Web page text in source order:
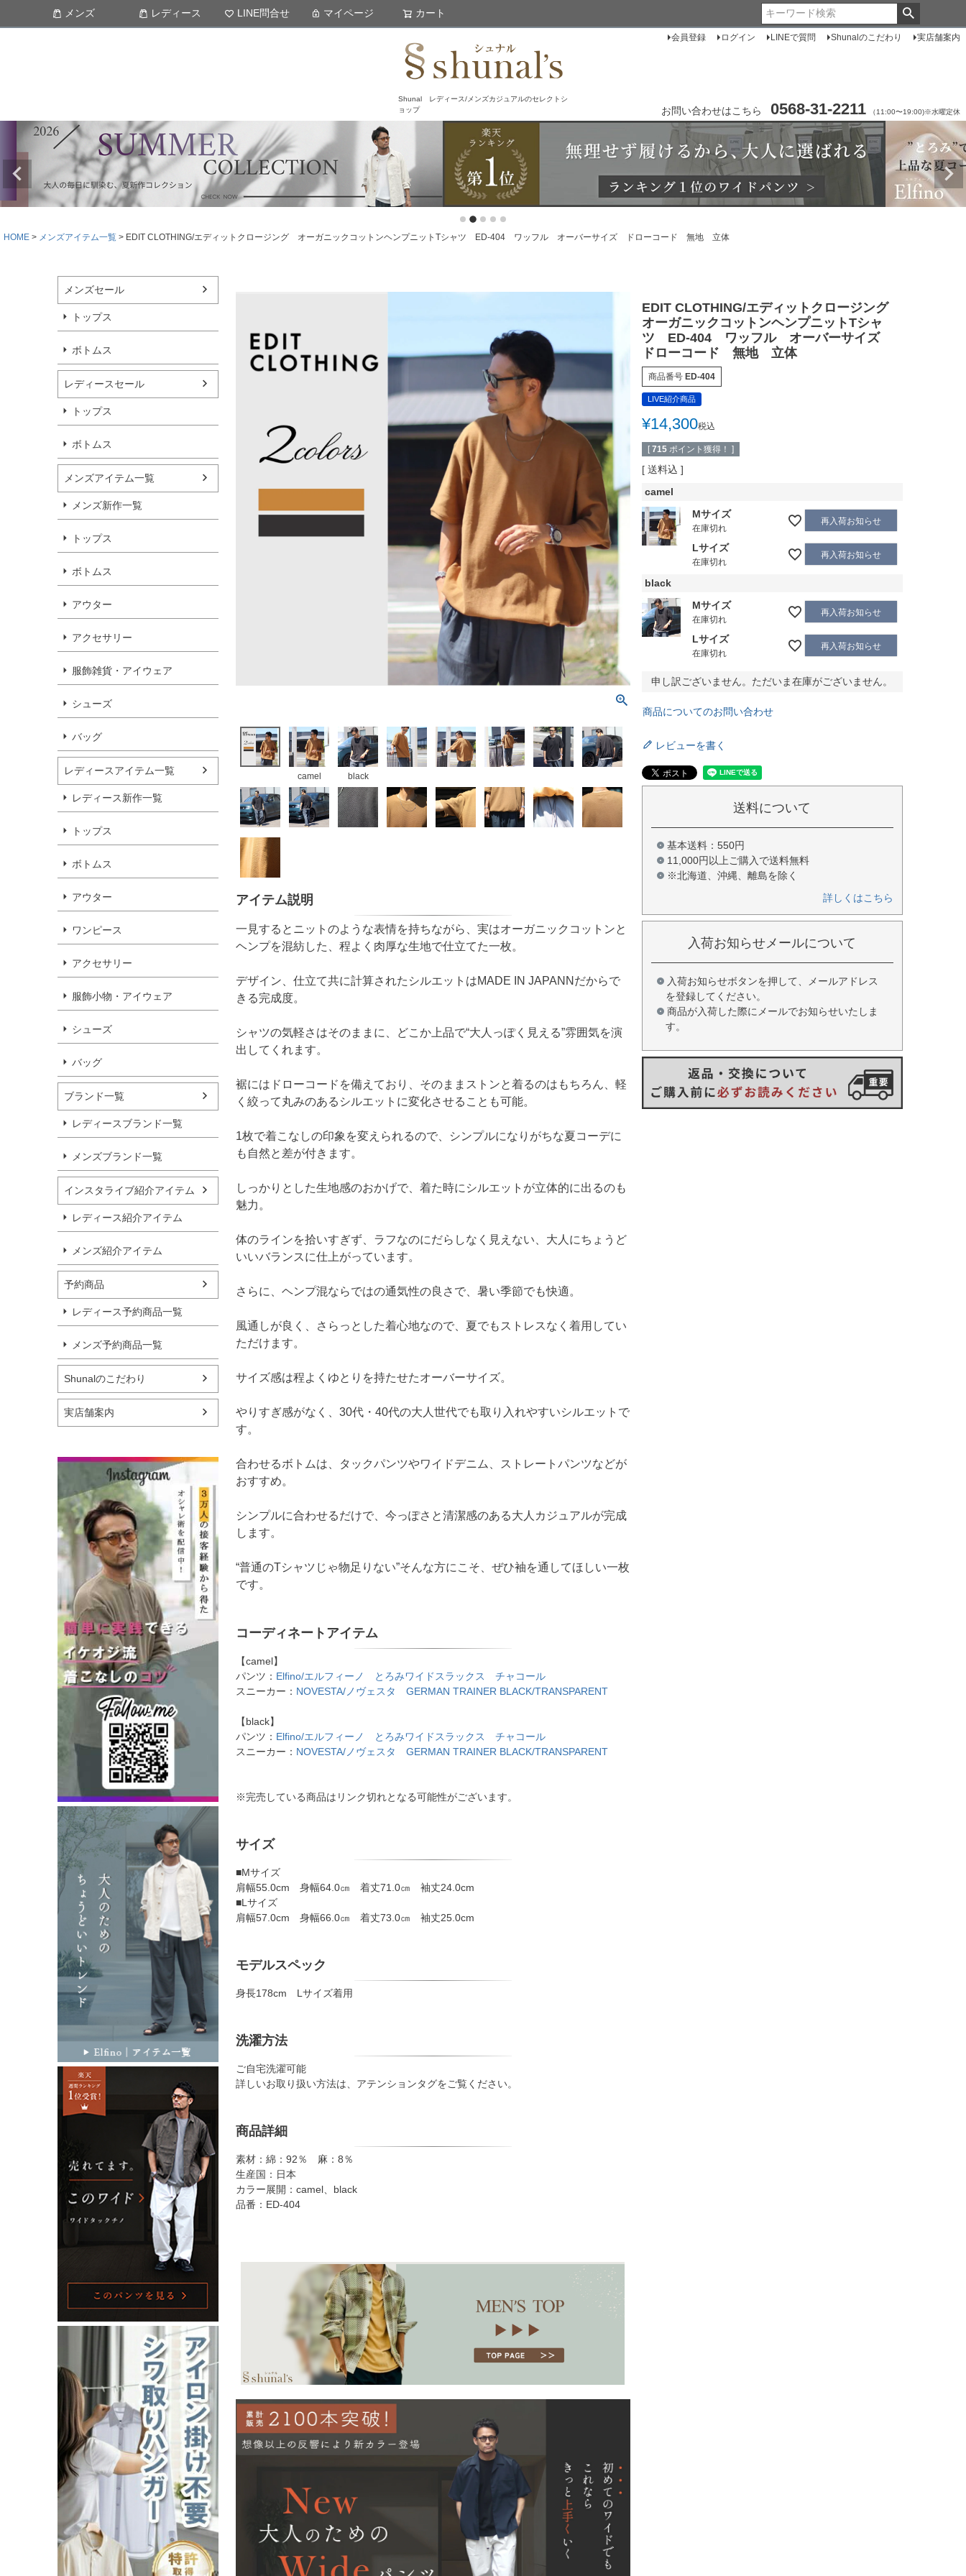
Shunal レディース/メンズカジュアルのセレクトシ
ョップ
会員登録 ログイン LINEで質問 Shunalのこだわり 実店舗案内
お問い合わせはこちら 0568-31-2211 （11:00〜19:00)※水曜定休
メンズ レディース LINE問合せ マイページ カート
HOME メンズアイテム一覧 EDIT CLOTHING/エディットクロージング オーガニックコットンヘンプニットTシャツ ED-404 ワッフル オーバーサイズ ドローコード 無地 立体
メンズセール
トップス
ボトムス
レディースセール
トップス
ボトムス
メンズアイテム一覧
メンズ新作一覧
トップス
ボトムス
アウター
アクセサリー
服飾雑貨・アイウェア
シューズ
バッグ
レディースアイテム一覧
レディース新作一覧
トップス
ボトムス
アウター
ワンピース
アクセサリー
服飾小物・アイウェア
シューズ
バッグ
ブランド一覧
レディースブランド一覧
メンズブランド一覧
インスタライブ紹介アイテム
レディース紹介アイテム
メンズ紹介アイテム
予約商品
レディース予約商品一覧
メンズ予約商品一覧
Shunalのこだわり
実店舗案内
camel black
アイテム説明
一見するとニットのような表情を持ちながら、実はオーガニックコットンと
ヘンプを混紡した、程よく肉厚な生地で仕立てた一枚。
デザイン、仕立て共に計算されたシルエットはMADE IN JAPANNだからで
きる完成度。
シャツの気軽さはそのままに、どこか上品で“大人っぽく見える”雰囲気を演
出してくれます。
裾にはドローコードを備えており、そのままストンと着るのはもちろん、軽
く絞って丸みのあるシルエットに変化させることも可能。
1枚で着こなしの印象を変えられるので、シンプルになりがちな夏コーデに
も自然と差が付きます。
しっかりとした生地感のおかげで、着た時にシルエットが立体的に出るのも
魅力。
体のラインを拾いすぎず、ラフなのにだらしなく見えない、大人にちょうど
いいバランスに仕上がっています。
さらに、ヘンプ混ならではの通気性の良さで、暑い季節でも快適。
風通しが良く、さらっとした着心地なので、夏でもストレスなく着用してい
ただけます。
サイズ感は程よくゆとりを持たせたオーバーサイズ。
やりすぎ感がなく、30代・40代の大人世代でも取り入れやすいシルエットで
す。
合わせるボトムは、タックパンツやワイドデニム、ストレートパンツなどが
おすすめ。
シンプルに合わせるだけで、今っぽさと清潔感のある大人カジュアルが完成
します。
“普通のTシャツじゃ物足りない”そんな方にこそ、ぜひ袖を通してほしい一枚
です。
コーディネートアイテム
【camel】
パンツ： Elfino/エルフィーノ とろみワイドスラックス チャコール
スニーカー： NOVESTA/ノヴェスタ GERMAN TRAINER BLACK/TRANSPARENT
【black】
パンツ： Elfino/エルフィーノ とろみワイドスラックス チャコール
スニーカー： NOVESTA/ノヴェスタ GERMAN TRAINER BLACK/TRANSPARENT
※完売している商品はリンク切れとなる可能性がございます。
サイズ
■Mサイズ
肩幅55.0cm 身幅64.0㎝ 着丈71.0㎝ 袖丈24.0cm
■Lサイズ
肩幅57.0cm 身幅66.0㎝ 着丈73.0㎝ 袖丈25.0cm
モデルスペック
身長178cm Lサイズ着用
洗濯方法
ご自宅洗濯可能
詳しいお取り扱い方法は、アテンションタグをご覧ください。
商品詳細
素材：綿：92％ 麻：8％
生産国：日本
カラー展開：camel、black
品番：ED-404
EDIT CLOTHING/エディットクロージング
オーガニックコットンヘンプニットTシャ
ツ ED-404 ワッフル オーバーサイズ
ドローコード 無地 立体
商品番号 ED-404
LIVE紹介商品
¥14,300税込
[ 715 ポイント獲得！ ]
送料込
camel
Mサイズ
在庫切れ
再入荷お知らせ
Lサイズ
在庫切れ
再入荷お知らせ
black
Mサイズ
在庫切れ
再入荷お知らせ
Lサイズ
在庫切れ
再入荷お知らせ
申し訳ございません。ただいま在庫がございません。
商品についてのお問い合わせ
レビューを書く
送料について
基本送料：550円
11,000円以上ご購入で送料無料
※北海道、沖縄、離島を除く
詳しくはこちら
入荷お知らせメールについて
入荷お知らせボタンを押して、メールアドレス
を登録してください。
商品が入荷した際にメールでお知らせいたしま
す。